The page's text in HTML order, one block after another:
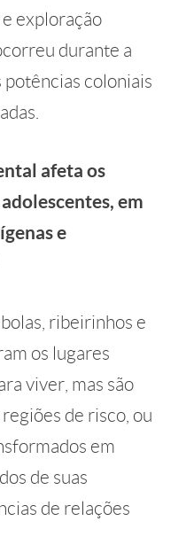
exploração
durante a
potências coloniais
afeta os
em
e
ribeirinhos e
os lugares
viver, mas são
de risco, ou
em
de suas
de relações